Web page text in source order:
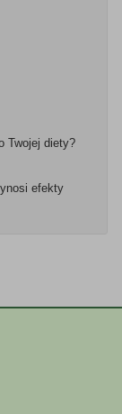
Twojej diety?
efekty